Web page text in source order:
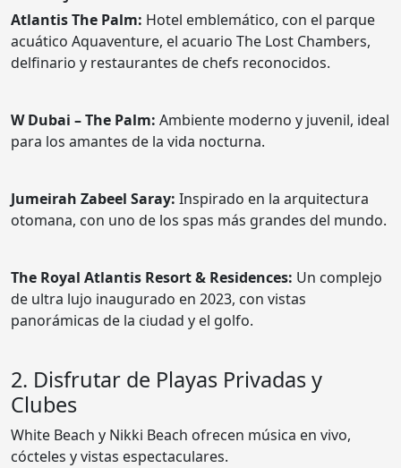
Atlantis The Palm: Hotel emblemático, con el parque
acuático Aquaventure, el acuario The Lost Chambers,
delfinario y restaurantes de chefs reconocidos.
W Dubai – The Palm: Ambiente moderno y juvenil, ideal
para los amantes de la vida nocturna.
Jumeirah Zabeel Saray: Inspirado en la arquitectura
otomana, con uno de los spas más grandes del mundo.
The Royal Atlantis Resort & Residences: Un complejo
de ultra lujo inaugurado en 2023, con vistas
panorámicas de la ciudad y el golfo.
2. Disfrutar de Playas Privadas y
Clubes
White Beach y Nikki Beach ofrecen música en vivo,
cócteles y vistas espectaculares.